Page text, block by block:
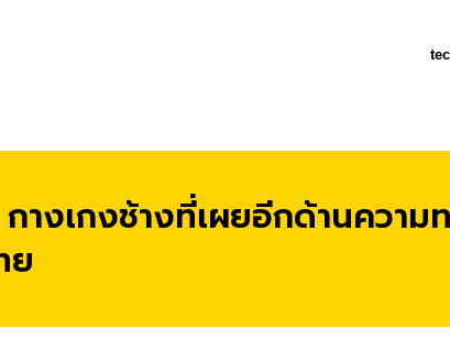
างเกงช้างที่เผยอีกด้านควา
ย